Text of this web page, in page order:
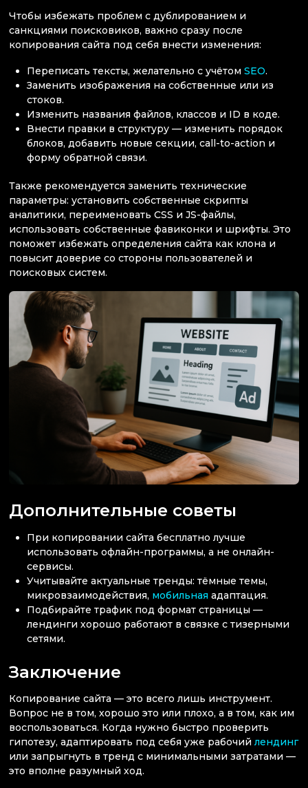
Чтобы избежать проблем с дублированием и
санкциями поисковиков, важно сразу после
копирования сайта под себя внести изменения:
Переписать тексты, желательно с учётомSEO.
Заменить изображения на собственные или из
стоков.
Изменить названия файлов, классов и ID в коде.
Внести правки в структуру — изменить порядок
блоков, добавить новые секции, call-to-action и
форму обратной связи.
Также рекомендуется заменить технические
параметры: установить собственные скрипты
аналитики, переименовать CSS и JS-файлы,
использовать собственные фавиконки и шрифты. Это
поможет избежать определения сайта как клона и
повысит доверие со стороны пользователей и
поисковых систем.
Дополнительные советы
При копировании сайта бесплатно лучше
использовать офлайн-программы, а не онлайн-
сервисы.
Учитывайте актуальные тренды: тёмные темы,
микровзаимодействия, мобильная адаптация.
Подбирайте трафик под формат страницы —
лендинги хорошо работают в связке с тизерными
сетями.
Заключение
Копирование сайта — это всего лишь инструмент.
Вопрос не в том, хорошо это или плохо, а в том, как им
воспользоваться. Когда нужно быстро проверить
гипотезу, адаптировать под себя уже рабочий лендинг
или запрыгнуть в тренд с минимальными затратами —
это вполне разумный ход.